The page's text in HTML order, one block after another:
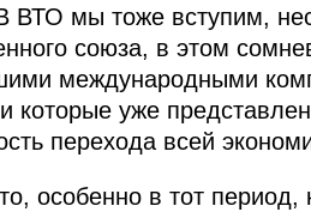
ВТО мы тоже вступим,
союза, в этом
международными
и которые уже
перехода всей
особенно в тот период,